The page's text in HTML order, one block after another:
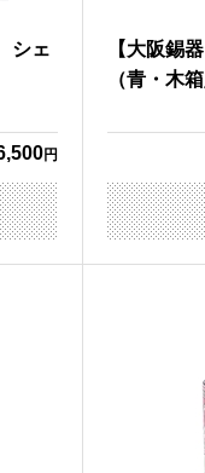
シェ
円
【大阪錫
（青・木